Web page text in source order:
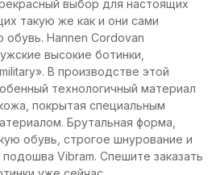
выбор для настоящих
такую же как и они сами
Hannen Cordovan
высокие ботинки,
В производстве этой
технологичный материал
покрытая специальным
Брутальная форма,
обувь, строгое шнурование и
Vibram. Спешите заказать